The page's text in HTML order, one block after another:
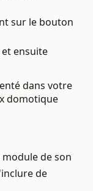
sur le bouton
ensuite
dans votre
domotique
de son
de